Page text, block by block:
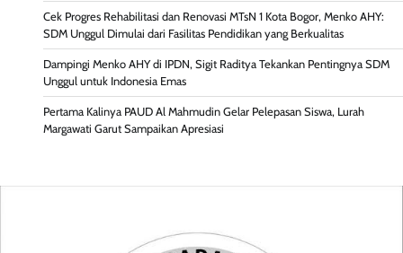
Cek Progres Rehabilitasi dan Renovasi MTsN 1 Kota Bogor, Menko AHY:
SDM Unggul Dimulai dari Fasilitas Pendidikan yang Berkualitas
Dampingi Menko AHY di IPDN, Sigit Raditya Tekankan Pentingnya SDM
Unggul untuk Indonesia Emas
Pertama Kalinya PAUD Al Mahmudin Gelar Pelepasan Siswa, Lurah
Margawati Garut Sampaikan Apresiasi